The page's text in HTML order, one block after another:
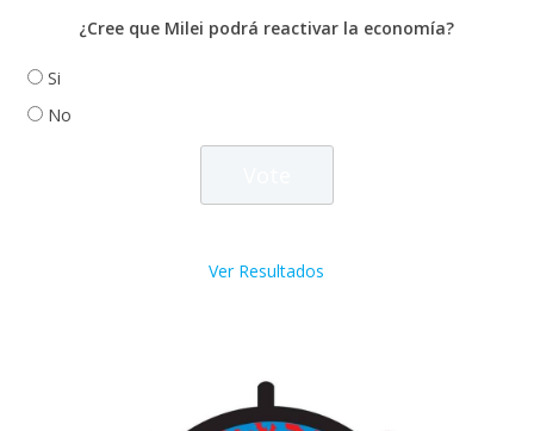
¿Cree que Milei podrá reactivar la economía?
Si
No
Ver Resultados